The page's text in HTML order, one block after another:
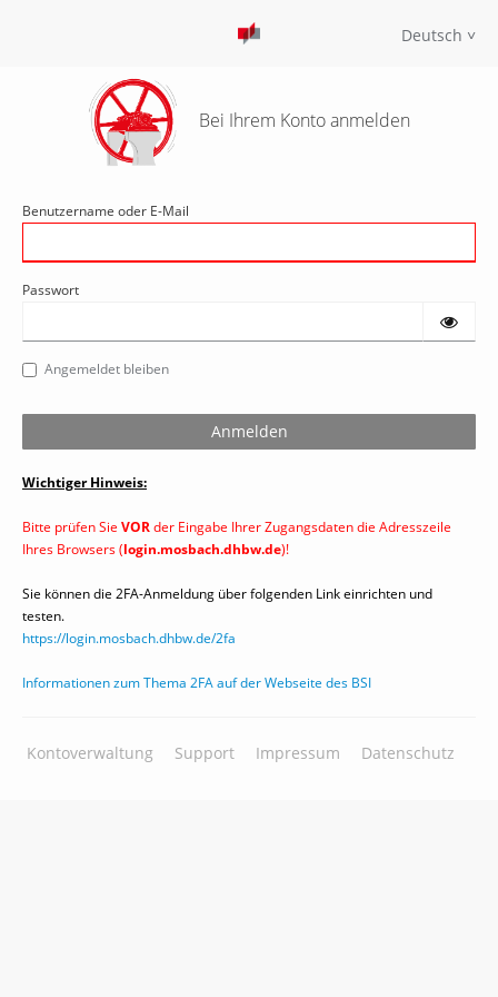
Deutsch
Bei Ihrem Konto anmelden
Benutzername oder E-Mail
Passwort
Angemeldet bleiben
Wichtiger Hinweis:
Bitte prüfen Sie VORder Eingabe Ihrer Zugangsdaten die Adresszeile
Ihres Browsers (login.mosbach.dhbw.de)!
Sie können die 2FA-Anmeldung über folgenden Link einrichten und
testen.
https://login.mosbach.dhbw.de/2fa
Informationen zum Thema 2FA auf der Webseite des BSI
Kontoverwaltung Support Impressum Datenschutz